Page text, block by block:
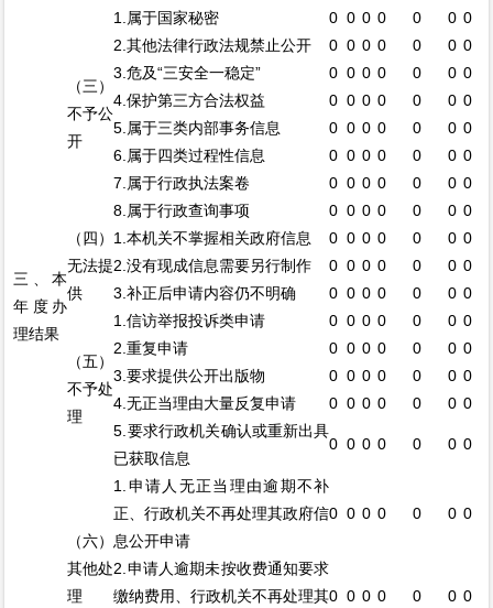
三、本
年度办
理结果
（三）
不予公
开
1.属于国家秘密 0 0 0 0 0 0 0
2.其他法律行政法规禁止公开
0 0 0 0 0 0 0
3.危及“三安全一稳定”
0 0 0 0 0 0 0
4.保护第三方合法权益
0 0 0 0 0 0 0
5.属于三类内部事务信息
0 0 0 0 0 0 0
6.属于四类过程性信息
0 0 0 0 0 0 0
7.属于行政执法案卷
0 0 0 0 0 0 0
8.属于行政查询事项
0 0 0 0 0 0 0
（四）
无法提
供
1.本机关不掌握相关政府信息 0 0 0 0 0 0 0
2.没有现成信息需要另行制作
0 0 0 0 0 0 0
3.补正后申请内容仍不明确
0 0 0 0 0 0 0
（五）
不予处
理
1.信访举报投诉类申请 0 0 0 0 0 0 0
2.重复申请
0 0 0 0 0 0 0
3.要求提供公开出版物
0 0 0 0 0 0 0
4.无正当理由大量反复申请
0 0 0 0 0 0 0
5.要求行政机关确认或重新出具
已获取信息
0 0 0 0 0 0 0
（六）
其他处
理
1.申请人无正当理由逾期不补
正、行政机关不再处理其政府信
息公开申请
0 0 0 0 0 0 0
2.申请人逾期未按收费通知要求
缴纳费用、行政机关不再处理其0 0 0 0 0 0 0